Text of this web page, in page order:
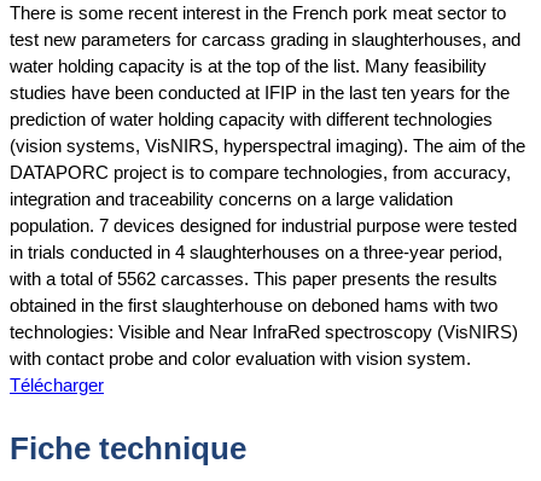
There is some recent interest in the French pork meat sector to
test new parameters for carcass grading in slaughterhouses, and
water holding capacity is at the top of the list. Many feasibility
studies have been conducted at IFIP in the last ten years for the
prediction of water holding capacity with different technologies
(vision systems, VisNIRS, hyperspectral imaging). The aim of the
DATAPORC project is to compare technologies, from accuracy,
integration and traceability concerns on a large validation
population. 7 devices designed for industrial purpose were tested
in trials conducted in 4 slaughterhouses on a three-year period,
with a total of 5562 carcasses. This paper presents the results
obtained in the first slaughterhouse on deboned hams with two
technologies: Visible and Near InfraRed spectroscopy (VisNIRS)
with contact probe and color evaluation with vision system.
Télécharger
Fiche technique